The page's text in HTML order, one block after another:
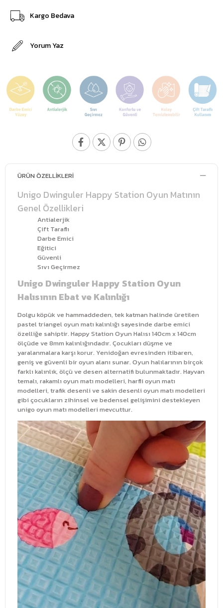
Kargo Bedava
Yorum Yaz
ÜRÜN ÖZELLIKLERI
Unigo Dwinguler Happy Station Oyun Matının
Genel Özellikleri
Antialerjik
Çift Taraflı
Darbe Emici
Eğitici
Güvenli
Sıvı Geçirmez
Unigo Dwinguler Happy Station Oyun
Halısının Ebat ve Kalınlığı
Dolgu köpük ve hammaddeden, tek katman halinde üretilen
pastel triangel oyun matı kalınlığı sayesinde darbe emici
özelliğe sahiptir. Happy Station Oyun Halısı 140cm x 140cm
ölçüde ve 8mm kalınlığındadır. Çocukları düşme ve
yaralanmalara karşı korur. Yenidoğan evresinden itibaren,
geniş ve güvenli bir oyun alanı sunar. Oyun halılarının birçok
farklı kalınlık, ölçü ve desen alternatifi bulunmaktadır. Hayvan
temalı, rakamlı oyun matı modelleri, harfli oyun matı
modelleri, trafik desenli ve sakin desenli oyun matı modelleri
gibi çocukların zihinsel ve bedensel gelişimini destekleyen
unigo oyun matı modelleri mevcuttur.